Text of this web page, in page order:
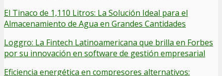
El Tinaco de 1,110 Litros: La Solución Ideal para el
Almacenamiento de Agua en Grandes Cantidades
Loggro: La Fintech Latinoamericana que brilla en Forbes
por su innovación en software de gestión empresarial
Eficiencia energética en compresores alternativos: